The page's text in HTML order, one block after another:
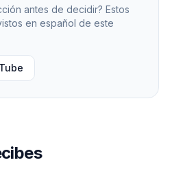
antes de decidir? Estos
en español de este